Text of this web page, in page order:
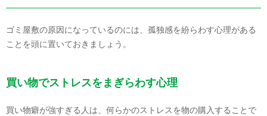
ゴミ屋敷の原因になっているのには、孤独感を紛らわす心理がある
ことを頭に置いておきましょう。
買い物でストレスをまぎらわす心理
買い物癖が強すぎる人は、何らかのストレスを物の購入することで